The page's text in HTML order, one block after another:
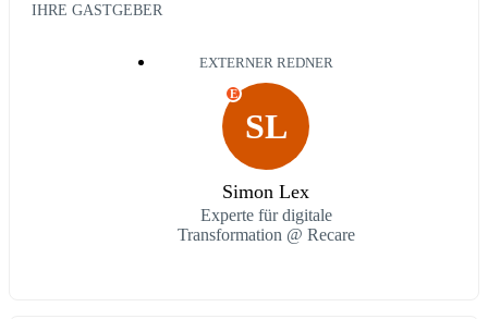
IHRE GASTGEBER
EXTERNER REDNER
SL
E
Simon Lex
Experte für digitale
Transformation @ Recare